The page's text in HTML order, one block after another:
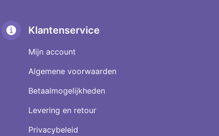
Klantenservice
Mijn account
Algemene voorwaarden
Betaalmogelijkheden
Levering en retour
Privacybeleid